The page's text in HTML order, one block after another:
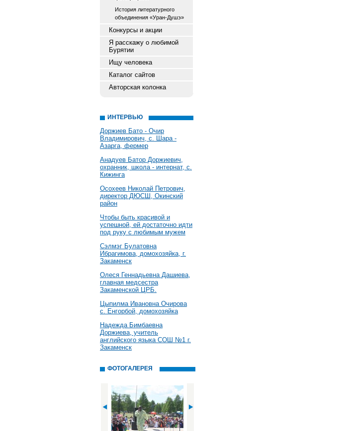
История литературного
объединения «Уран-Душэ»
Конкурсы и акции
Я расскажу о любимой
Бурятии
Ищу человека
Каталог сайтов
Авторская колонка
ИНТЕРВЬЮ
Доржиев Бато - Очир
Владимирович, с. Шара -
Азарга, фермер
Анадуев Батор Доржиевич,
охранник, школа - интернат, с.
Кижинга
Осохеев Николай Петрович,
директор ДЮСШ, Окинский
район
Чтобы быть красивой и
успешной, ей достаточно идти
под руку с любимым мужем
Сэлмэг Булатовна
Ибрагимова, домохозяйка, г.
Закаменск
Олеся Геннадьевна Дашиева,
главная медсестра
Закаменской ЦРБ.
Цыпилма Ивановна Очирова
с. Енгорбой, домохозяйка
Надежда Бимбаевна
Доржиева, учитель
английского языка СОШ №1 г.
Закаменск
ФОТОГАЛЕРЕЯ